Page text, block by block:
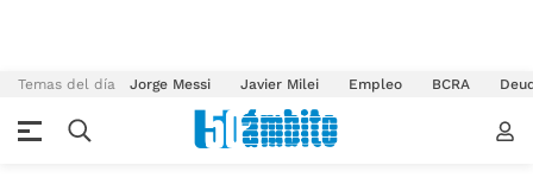
Temas del día Jorge Messi Javier Milei Empleo BCRA